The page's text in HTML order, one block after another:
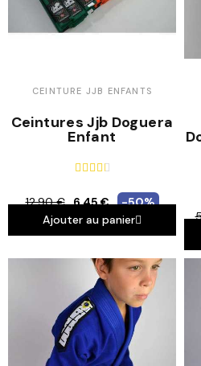
CEINTURE JJB ENFANTS
Ceintures Jjb Doguera
Enfant
    
12,90 € 6,45 €
-50%
Ajouter au panier